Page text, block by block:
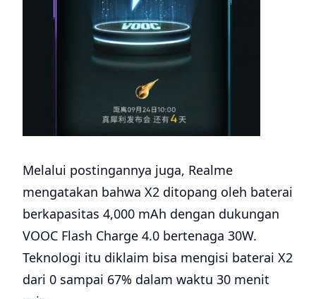
Melalui postingannya juga, Realme
mengatakan bahwa X2 ditopang oleh baterai
berkapasitas 4,000 mAh dengan dukungan
VOOC Flash Charge 4.0 bertenaga 30W.
Teknologi itu diklaim bisa mengisi baterai X2
dari 0 sampai 67% dalam waktu 30 menit